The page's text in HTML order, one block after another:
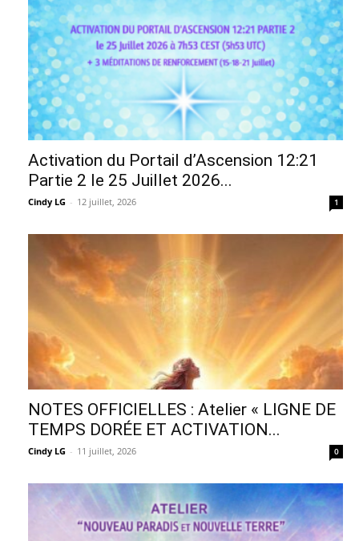
Activation du Portail d’Ascension 12:21
Partie 2 le 25 Juillet 2026...
Cindy LG - 12 juillet, 2026 1
NOTES OFFICIELLES : Atelier « LIGNE DE
TEMPS DORÉE ET ACTIVATION...
Cindy LG - 11 juillet, 2026 0